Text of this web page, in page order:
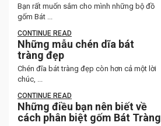
Bạn rất muốn sắm cho mình những bộ đồ
gốm Bát ...
CONTINUE READ
Những mẫu chén dĩa bát
tràng đẹp
Chén đĩa bát tràng đẹp còn hơn cả một lời
chúc, ...
CONTINUE READ
Những điều bạn nên biết về
cách phân biệt gốm Bát Tràng